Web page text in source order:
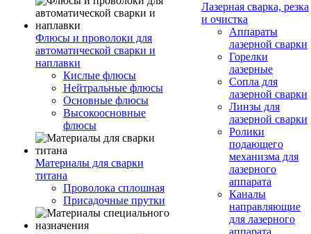
Флюсы и проволоки для
автоматической сварки и
наплавки
Кислые флюсы
Нейтральные флюсы
Основные флюсы
Высокоосновные
флюсы
Материалы для сварки
титана
Проволока сплошная
Присадочные прутки
Лазерная сварка, резка
и очистка
Аппараты
лазерной сварки
Горелки
лазерные
Сопла для
лазерной сварки
Линзы для
лазерной сварки
Ролики
подающего
механизма для
лазерного
аппарата
Каналы
направляющие
для лазерного
аппарата